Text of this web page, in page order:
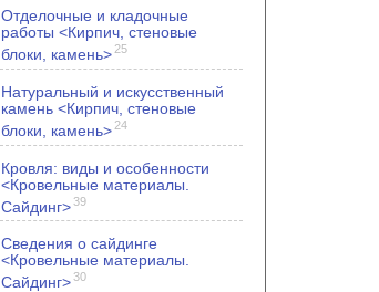
Отделочные и кладочные
работы <Кирпич, стеновые
блоки, камень> 25
Натуральный и искусственный
камень <Кирпич, стеновые
блоки, камень> 24
Кровля: виды и особенности
<Кровельные материалы.
Сайдинг>39
Сведения о сайдинге
<Кровельные материалы.
Сайдинг>30